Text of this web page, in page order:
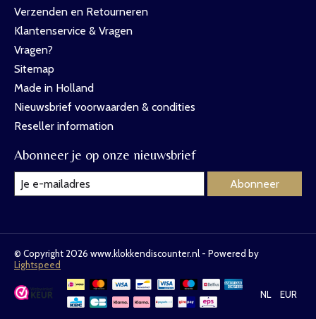
Verzenden en Retourneren
Klantenservice & Vragen
Vragen?
Sitemap
Made in Holland
Nieuwsbrief voorwaarden & condities
Reseller information
Abonneer je op onze nieuwsbrief
Abonneer
© Copyright 2026 www.klokkendiscounter.nl - Powered by
Lightspeed
NL EUR